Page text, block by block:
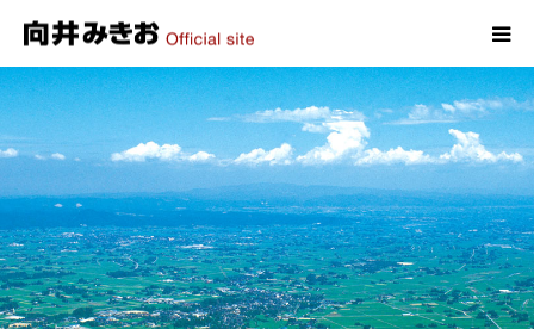
HOME
プロフィール
政策
活動報告